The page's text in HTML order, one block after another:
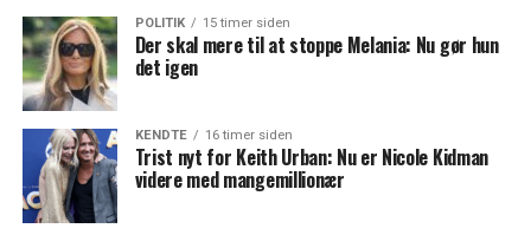
POLITIK 15 timer siden
Der skal mere til at stoppe Melania: Nu gør hun
det igen
KENDTE 16 timer siden
Trist nyt for Keith Urban: Nu er Nicole Kidman
videre med mangemillionær